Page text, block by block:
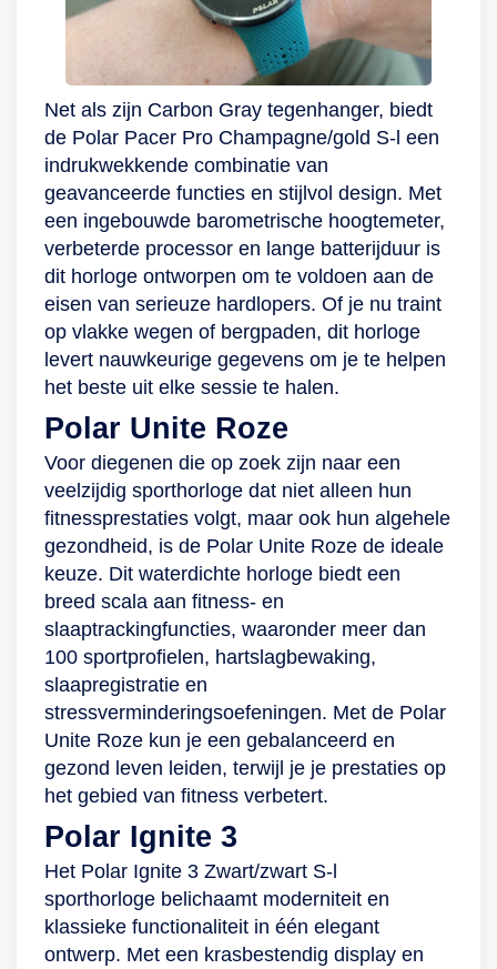
Net als zijn Carbon Gray tegenhanger, biedt
de Polar Pacer Pro Champagne/gold S-l een
indrukwekkende combinatie van
geavanceerde functies en stijlvol design. Met
een ingebouwde barometrische hoogtemeter,
verbeterde processor en lange batterijduur is
dit horloge ontworpen om te voldoen aan de
eisen van serieuze hardlopers. Of je nu traint
op vlakke wegen of bergpaden, dit horloge
levert nauwkeurige gegevens om je te helpen
het beste uit elke sessie te halen.
Polar Unite Roze
Voor diegenen die op zoek zijn naar een
veelzijdig sporthorloge dat niet alleen hun
fitnessprestaties volgt, maar ook hun algehele
gezondheid, is de Polar Unite Roze de ideale
keuze. Dit waterdichte horloge biedt een
breed scala aan fitness- en
slaaptrackingfuncties, waaronder meer dan
100 sportprofielen, hartslagbewaking,
slaapregistratie en
stressverminderingsoefeningen. Met de Polar
Unite Roze kun je een gebalanceerd en
gezond leven leiden, terwijl je je prestaties op
het gebied van fitness verbetert.
Polar Ignite 3
Het Polar Ignite 3 Zwart/zwart S-l
sporthorloge belichaamt moderniteit en
klassieke functionaliteit in één elegant
ontwerp. Met een krasbestendig display en